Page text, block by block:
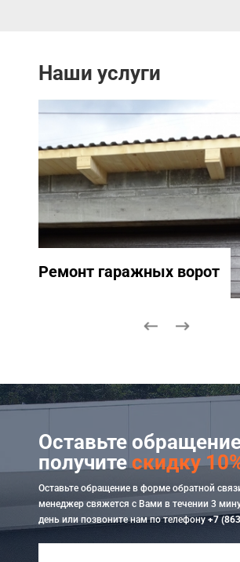
Наши услуги
Ремонт гаражных ворот
Оставьте
получитескидку
Оставьте обращение в форме обратной
менеджер свяжется с Вами в течении 3
день или позвоните нам по телефону+7